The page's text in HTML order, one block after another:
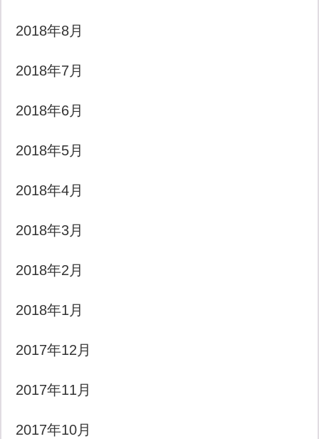
2018年8月
2018年7月
2018年6月
2018年5月
2018年4月
2018年3月
2018年2月
2018年1月
2017年12月
2017年11月
2017年10月